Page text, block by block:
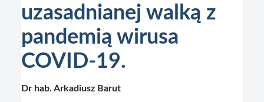
uzasadnianej walką z
pandemią wirusa
COVID-19.
Dr hab. Arkadiusz Barut